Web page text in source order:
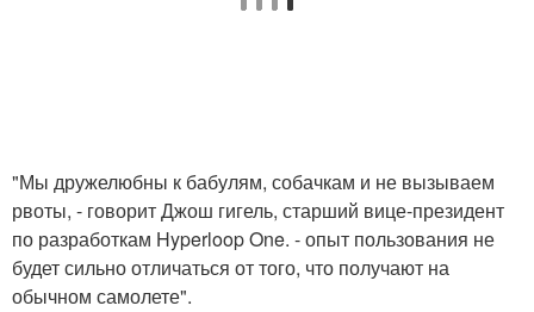
"Мы дружелюбны к бабулям, собачкам и не вызываем
рвоты, - говорит Джош гигель, старший вице-президент
по разработкам Hyperloop One. - опыт пользования не
будет сильно отличаться от того, что получают на
обычном самолете".